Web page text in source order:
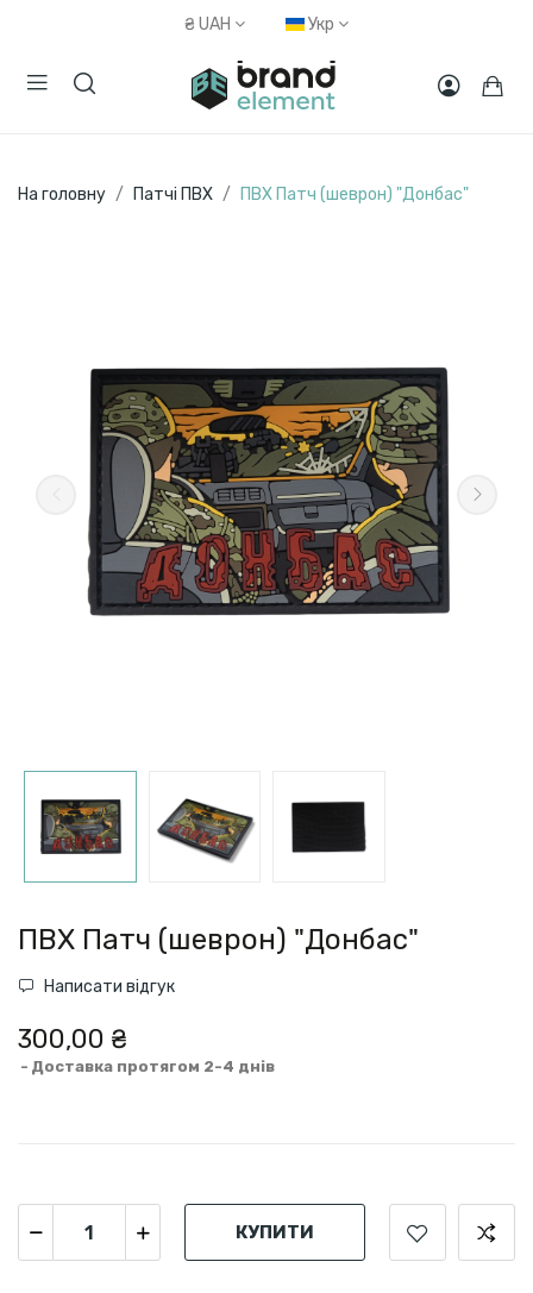
₴ UAH Укр
На головну Патчі ПВХ ПВХ Патч (шеврон) "Донбас"
ПВХ Патч (шеврон) "Донбас"
Написати відгук
300,00 ₴
Доставка протягом 2-4 днів
КУПИТИ